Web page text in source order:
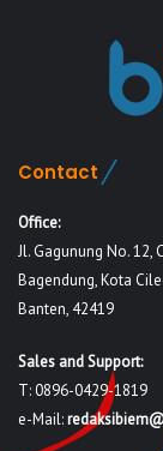
Contact
Office:
Jl. Gagunung No. 12,
Bagendung, Kota
Banten, 42419
Sales and Support:
T: 0896-0429-1819
e-Mail: